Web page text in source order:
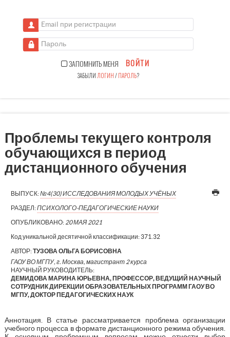
Email при регистрации
Пароль
ЗАПОМНИТЬ МЕНЯ ВОЙТИ
ЗАБЫЛИ ЛОГИН/ПАРОЛЬ?
Проблемы текущего контроля
обучающихся в период
дистанционного обучения
ВЫПУСК:№4(30) ИССЛЕДОВАНИЯ МОЛОДЫХ УЧЁНЫХ
РАЗДЕЛ:ПСИХОЛОГО-ПЕДАГОГИЧЕСКИЕ НАУКИ
ОПУБЛИКОВАНО: 20 МАЯ 2021
Код уникальной десятичной классификации: 371.32
АВТОР:ТУЗОВА ОЛЬГА БОРИСОВНА
ГАОУ ВО МГПУ, г. Москва, магистрант 2 курса
НАУЧНЫЙ РУКОВОДИТЕЛЬ:
ДЕМИДОВА МАРИНА ЮРЬЕВНА, ПРОФЕССОР, ВЕДУЩИЙ НАУЧНЫЙ
СОТРУДНИК ДИРЕКЦИИ ОБРАЗОВАТЕЛЬНЫХ ПРОГРАММ ГАОУ ВО
МГПУ, ДОКТОР ПЕДАГОГИЧЕСКИХ НАУК
Аннотация. В статье рассматривается проблема организации
учебного процесса в формате дистанционного режима обучения.